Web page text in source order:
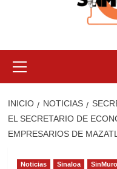
principal
INICIO NOTICIAS
EL SECRETARIO DE
EMPRESARIOS DE
Noticias Sinaloa